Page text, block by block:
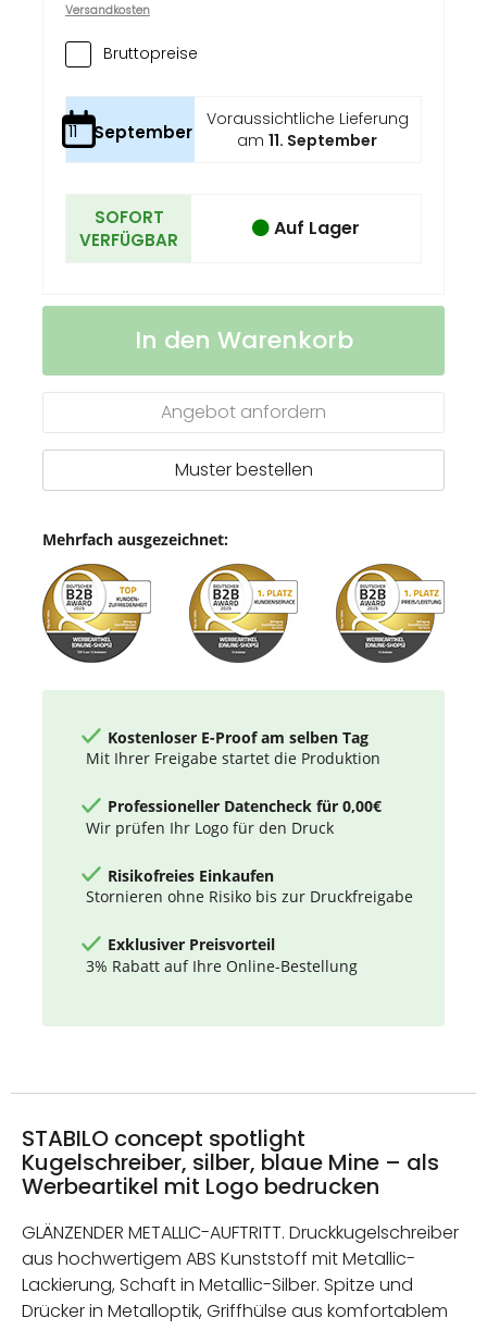
Versandkosten
Bruttopreise
11 September
Voraussichtliche Lieferung
am11. September
SOFORT
VERFÜGBAR
Auf Lager
STABILO
Kugelschreiber
Auf
In den Warenkorb
Angebot anfordern
Muster bestellen
Mehrfach ausgezeichnet:
Kostenloser E-Proof am selben Tag
Mit Ihrer Freigabe startet die Produktion
Professioneller Datencheck für 0,00€
Wir prüfen Ihr Logo für den Druck
Risikofreies Einkaufen
Stornieren ohne Risiko bis zur Druckfreigabe
Exklusiver Preisvorteil
3% Rabatt auf Ihre Online-Bestellung
STABILO concept spotlight
Kugelschreiber, silber, blaue Mine – als
Werbeartikel mit Logo bedrucken
GLÄNZENDER METALLIC-AUFTRITT. Druckkugelschreiber
aus hochwertigem ABS Kunststoff mit Metallic-
Lackierung, Schaft in Metallic-Silber. Spitze und
Drücker in Metalloptik, Griffhülse aus komfortablem